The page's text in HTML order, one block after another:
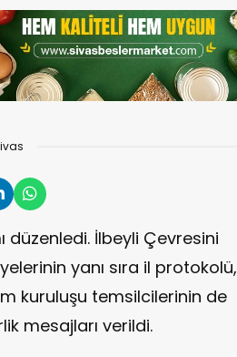
İlbeyli Çevresini
yanı sıra il protokolü,
kuruluşu temsilcilerinin de
mesajları verildi.